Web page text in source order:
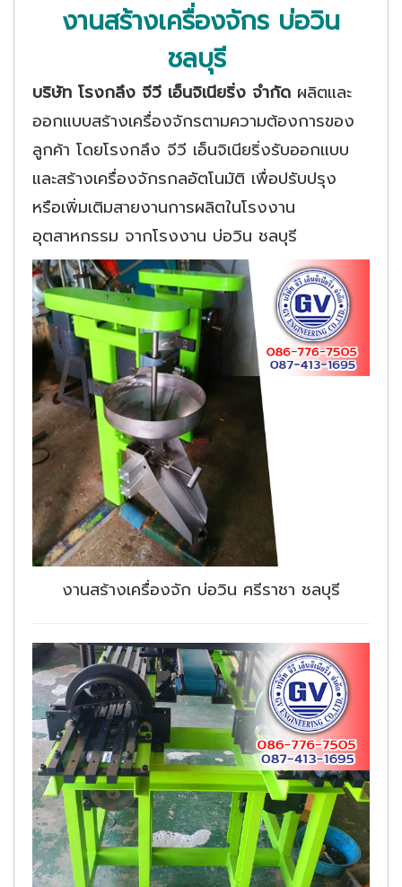
งานสร้างเครื่องจักร บ่อวิน
ชลบุรี
บริษัท โรงกลึง จีวี เอ็นจิเนียริ่ง จำกัด ผลิตและ
ออกแบบสร้างเครื่องจักรตามความต้องการของ
ลูกค้า โดยโรงกลึง จีวี เอ็นจิเนียริ่งรับออกแบบ
และสร้างเครื่องจักรกลอัตโนมัติ เพื่อปรับปรุง
หรือเพิ่มเติมสายงานการผลิตในโรงงาน
อุตสาหกรรม จากโรงงาน บ่อวิน ชลบุรี
งานสร้างเครื่องจัก บ่อวิน ศรีราชา ชลบุรี